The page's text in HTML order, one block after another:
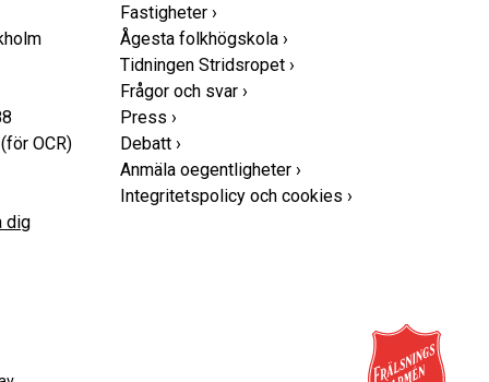
OCR)
dig
Fastigheter›
Ågesta folkhögskola›
Tidningen Stridsropet›
Frågor och svar›
Press ›
Debatt›
Anmäla oegentligheter›
Integritetspolicy och cookies ›